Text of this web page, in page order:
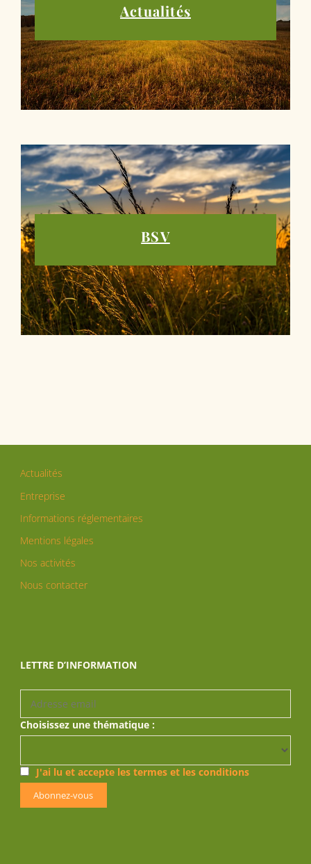
Actualités
BSV
Actualités
Entreprise
Informations réglementaires
Mentions légales
Nos activités
Nous contacter
LETTRE D’INFORMATION
Choisissez une thématique :
J'ai lu et accepte les termes et les conditions